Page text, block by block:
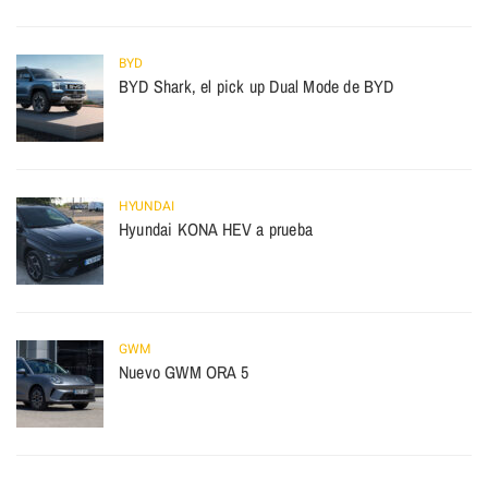
BYD
BYD Shark, el pick up Dual Mode de BYD
HYUNDAI
Hyundai KONA HEV a prueba
GWM
Nuevo GWM ORA 5